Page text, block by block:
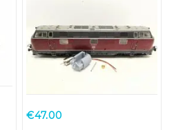
€47.00